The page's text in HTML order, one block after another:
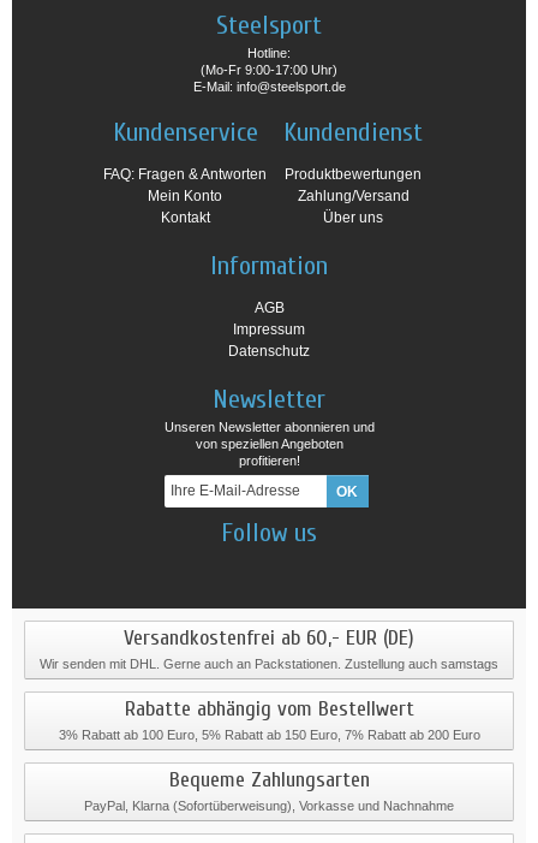
Steelsport
Hotline:
(Mo-Fr 9:00-17:00 Uhr)
E-Mail: info@steelsport.de
Kundenservice
FAQ: Fragen & Antworten
Mein Konto
Kontakt
Kundendienst
Produktbewertungen
Zahlung/Versand
Über uns
Information
AGB
Impressum
Datenschutz
Newsletter
Unseren Newsletter abonnieren und
von speziellen Angeboten
profitieren!
Follow us
Versandkostenfrei ab 60,- EUR (DE)
Wir senden mit DHL. Gerne auch an Packstationen. Zustellung auch samstags
Rabatte abhängig vom Bestellwert
3% Rabatt ab 100 Euro, 5% Rabatt ab 150 Euro, 7% Rabatt ab 200 Euro
Bequeme Zahlungsarten
PayPal, Klarna (Sofortüberweisung), Vorkasse und Nachnahme